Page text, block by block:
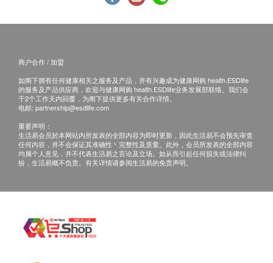
3-4粒,加收RMB6,000元
5-7粒,加收RMB8,000元;
额外费用支付方式：支持Visa、Mastercard、
WeChatHK（按当日汇率结算）。如使用现金，仅
接受人民币。
费用。
6. 特殊情况说明
说明并提供后续治疗方案。
套餐不包含治疗性药物费用，如需用药需另行购
2. 预留E-mail，正观医院会在报告完成后发送至客
人电邮地址或预留邮寄地址，正观医院会在报告完
1. 电话讲解：按照检查当日的预约时间,我院会提
前一天与您取得联系,确认通话时间，医生会按预
2. 当面讲解：按照检查当日的预约时间,我院会提
前一天与您取得联系,确认到院时间，客户在约定
时间到正观医院聼医生当面讲解。
如有争议，健康网购health.ESDlife及正观医院保留最
商户合作 / 加盟
如阁下拥有任何健康相关之服务及产品，并有兴趣成为健康网购 health.ESDlife
的服务及产品供应商，欢迎与健康网购 health.ESDlife业务发展部联络。我们会
于2个工作天内回覆，为阁下提供更多有关合作详情。
电邮: partnership@esdlife.com
重要声明：
生活易会员於本网站内所发表的全部内容为即时更新，因此生活易不会预先审查
任何内容，并不会保证其准确性丶完整性及质量。此外，会员所发表的全部内容
均属个人意见，并不代表生活易之言论及立场。如从而引起任何损失或法律纠
纷，生活易概不负责。有关详情请参阅生活易的免责声明。